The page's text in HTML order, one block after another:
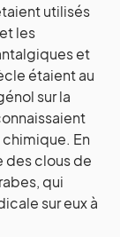
utilisés
les
et
étaient au
sur la
En
des clous de
qui
sur eux à